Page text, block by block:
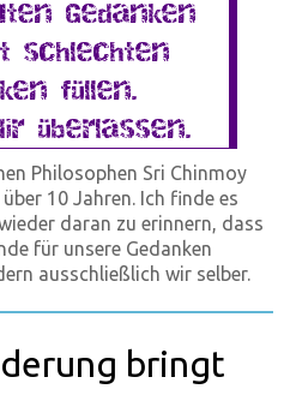
Gedanken
schlechten
füllen.
überlassen.
Philosophen Sri Chinmoy
10 Jahren. Ich finde es
daran zu erinnern, dass
für unsere Gedanken
ausschließlich wir selber.
bringt